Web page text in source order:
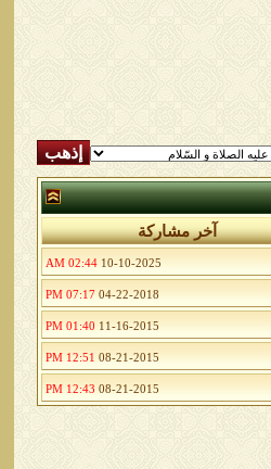
آخر مشاركة
10-10-2025
02:44 AM
04-22-2018
07:17 PM
11-16-2015
01:40 PM
08-21-2015
12:51 PM
08-21-2015
12:43 PM